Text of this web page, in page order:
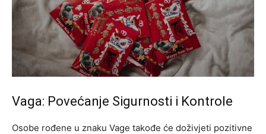
Vaga: Povećanje Sigurnosti i Kontrole
Osobe rođene u znaku Vage takođe će doživjeti pozitivne